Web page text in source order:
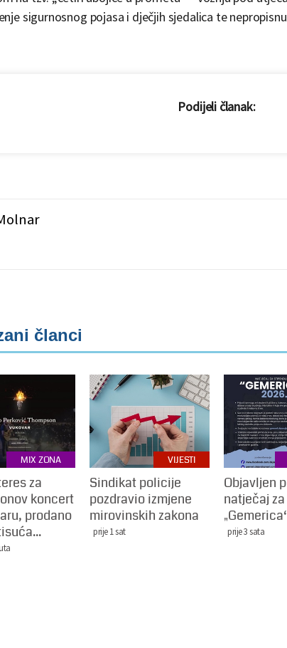
sigurnosnog pojasa i dječjih sjedalica te
Podijeli članak:
članci
MIX ZONA
za
koncert
prodano
VIJESTI
Sindikat policije
pozdravio izmjene
mirovinskih zakona
prije 1 sat
Objavljen
natječaj
prije 3 sata